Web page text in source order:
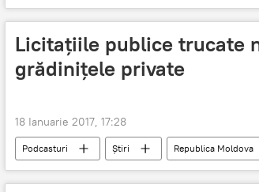
Sputnik Moldova
Licitațiile publice trucate
grădinițele private
18 Ianuarie 2017, 17:28
Podcasturi Știri Republica Moldova
spital
agenți economici Licitație